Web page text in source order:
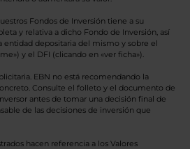
Fondos de Inversión tiene a su
y relativa a dicho Fondo de Inversión, así
entidad depositaria del mismo y sobre el
y el DFI (clicando en «ver ficha»).
EBN no está recomendando la
Consulte el folleto y el documento de
antes de tomar una decisión final de
de las decisiones de inversión que
hacen referencia a los Valores